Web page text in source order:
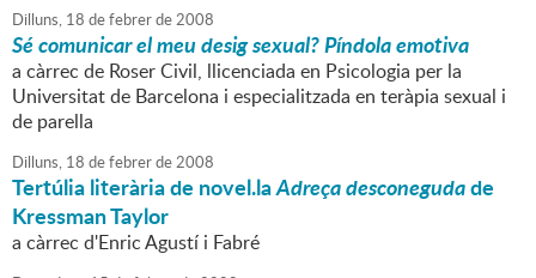
Dilluns, 18 defebrerde2008
Sé comunicar el meu desig sexual? Píndola emotiva
a càrrec de Roser Civil, llicenciada en Psicologia per la
Universitat de Barcelona i especialitzada en teràpia sexual i
de parella
Dilluns, 18 defebrerde2008
Tertúlia literària de novel.laAdreça desconegudade
Kressman Taylor
a càrrec d'Enric Agustí i Fabré